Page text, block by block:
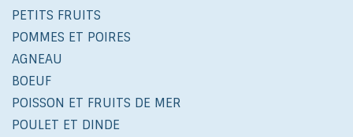
PETITS FRUITS
POMMES ET POIRES
AGNEAU
BOEUF
POISSON ET FRUITS DE MER
POULET ET DINDE